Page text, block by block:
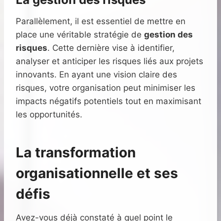
Parallèlement, il est essentiel de mettre en
place une véritable stratégie de gestion des
risques. Cette dernière vise à identifier,
analyser et anticiper les risques liés aux projets
innovants. En ayant une vision claire des
risques, votre organisation peut minimiser les
impacts négatifs potentiels tout en maximisant
les opportunités.
La transformation
organisationnelle et ses
défis
Avez-vous déjà constaté à quel point le